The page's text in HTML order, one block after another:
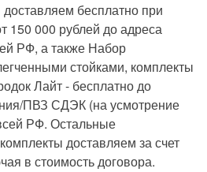
бесплатно при
150 000 рублей до адреса
РФ, а также Набор
стойками, комплекты
Лайт - бесплатно до
ПВЗ СДЭК (на усмотрение
РФ. Остальные
доставляем за счет
в стоимость договора.